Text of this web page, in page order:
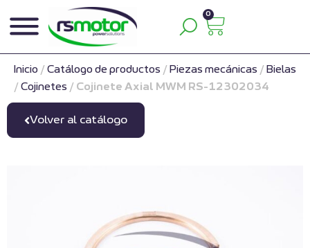
0
Inicio / Catálogo de productos / Piezas mecánicas / Bielas
/ Cojinetes / Cojinete Axial MWM RS-12302034
Volver al catálogo